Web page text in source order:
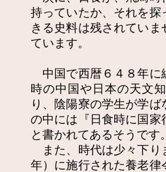
持っていたか、それを
きる史料は残されてい
ています。
中国で西暦６４８年に
時の中国や日本の天文
り、陰陽寮の学生が学
の中には『日食時に国
と書かれてあるそうです
また、時代は少々下り
年）に施行された養老